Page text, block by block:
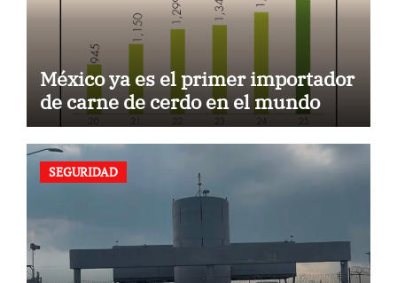
México ya es el primer importador
de carne de cerdo en el mundo
SEGURIDAD